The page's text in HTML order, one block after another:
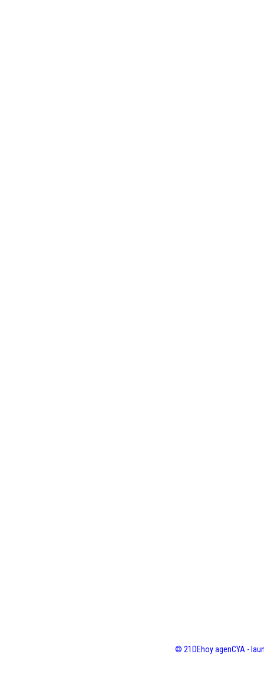
© 21DEhoy agenCYA -